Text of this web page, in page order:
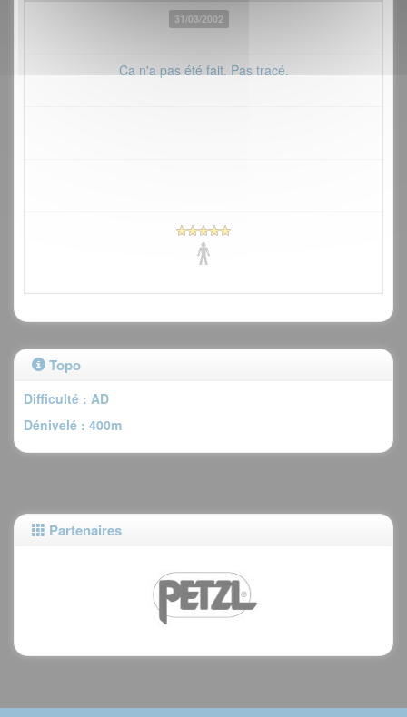
31/03/2002
Ca n'a pas été fait. Pas tracé.
Topo
Difficulté : AD
Dénivelé : 400m
Partenaires